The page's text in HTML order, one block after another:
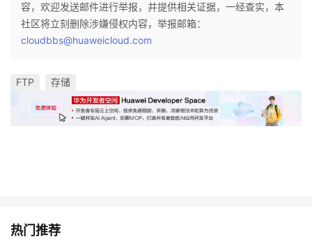
容，欢迎发送邮件进行举报，并提供相关证据，一经查实，本
社区将立刻删除涉嫌侵权内容，举报邮箱：
cloudbbs@huaweicloud.com
FTP 存储
热门推荐